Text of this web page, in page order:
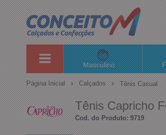
Masculino
Página Inicial Calçados Tênis Casual
Tênis Capricho
Cod. do Produto: 9719